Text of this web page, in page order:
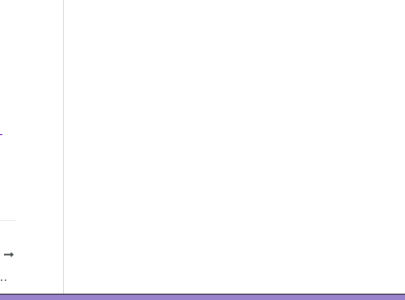
la ciudadanía por nacimiento en EE.UU.